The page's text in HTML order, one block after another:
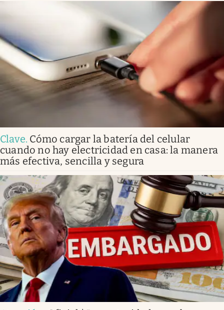
Clave. Cómo cargar la batería del celular
cuando no hay electricidad en casa: la manera
más efectiva, sencilla y segura